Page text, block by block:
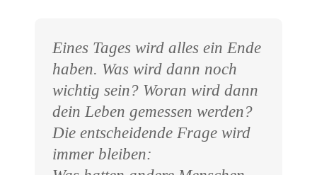
Eines Tages wird alles ein Ende
haben. Was wird dann noch
wichtig sein? Woran wird dann
dein Leben gemessen werden?
Die entscheidende Frage wird
immer bleiben: